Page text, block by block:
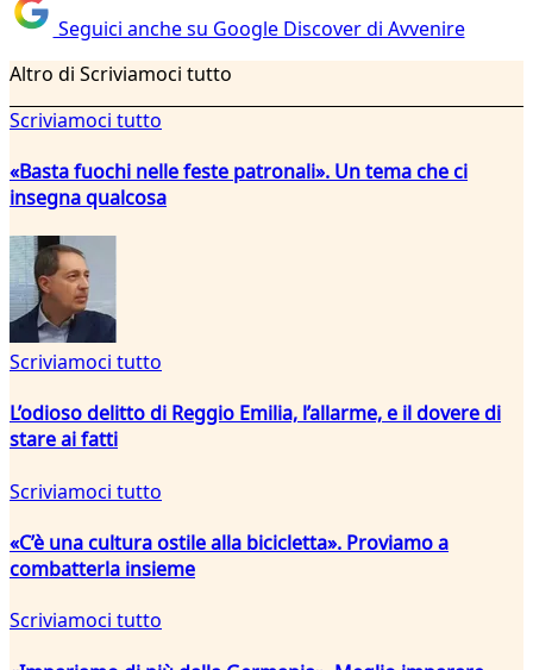
Seguici anche su Google Discover di Avvenire
Altro di Scriviamoci tutto
Scriviamoci tutto
«Basta fuochi nelle feste patronali». Un tema che ci
insegna qualcosa
Scriviamoci tutto
L’odioso delitto di Reggio Emilia, l’allarme, e il dovere di
stare ai fatti
Scriviamoci tutto
«C’è una cultura ostile alla bicicletta». Proviamo a
combatterla insieme
Scriviamoci tutto